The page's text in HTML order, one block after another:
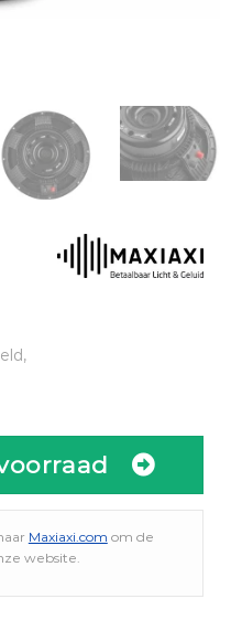
Maxiaxi.com om de
website.